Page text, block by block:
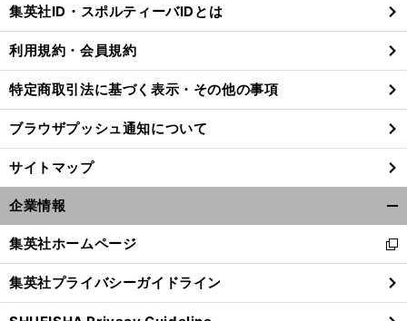
る
集英社ID・スポルティーバIDとは
利用規約・会員規約
特定商取引法に基づく表示・その他の事項
ブラウザプッシュ通知について
サイトマップ
企業情報
閉
る
集英社ホームページ
新
し
い
ウ
集英社プライバシーガイドライン